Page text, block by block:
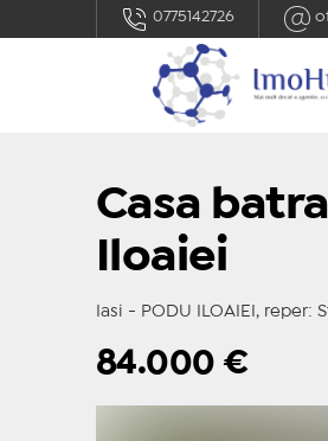
0775142726
Casa
Iloaiei
Iasi - PODU ILOAIEI, reper:
84.000€